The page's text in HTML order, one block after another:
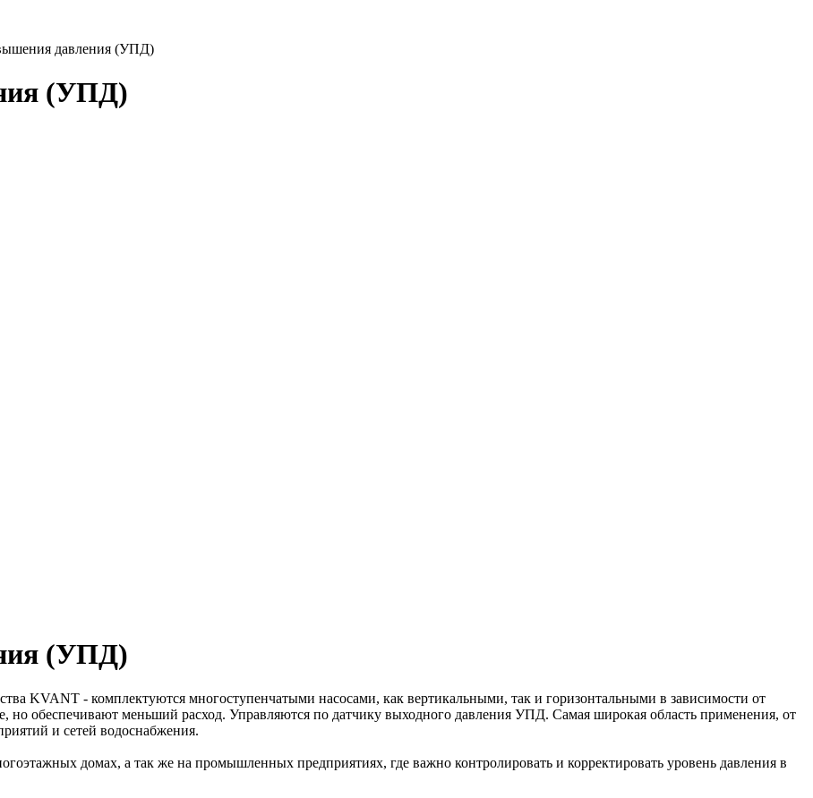
давления (УПД)
(УПД)
(УПД)
KVANT - комплектуются многоступенчатыми насосами, как вертикальными, так и горизонтальными в зависимости от
обеспечивают меньший расход. Управляются по датчику выходного давления УПД. Самая широкая область применения, от
и сетей водоснабжения.
домах, а так же на промышленных предприятиях, где важно контролировать и корректировать уровень давления в